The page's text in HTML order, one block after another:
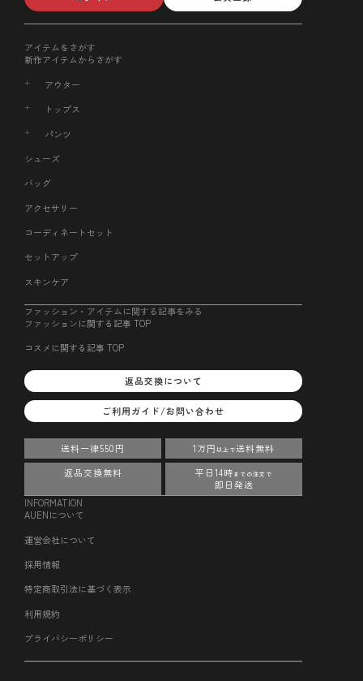
アイテムをさがす
新作アイテムからさがす
アウター
トップス
パンツ
シューズ
バッグ
アクセサリー
コーディネートセット
セットアップ
スキンケア
ファッション・アイテムに関する記事をみる
ファッションに関する記事 TOP
コスメに関する記事 TOP
返品交換について
ご利用ガイド/お問い合わせ
送料一律550円 1万円 以上で送料無料
返品交換無料
平日14時 までの注文で
即日発送
INFORMATION
AUENについて
運営会社について
採用情報
特定商取引法に基づく表示
利用規約
プライバシーポリシー